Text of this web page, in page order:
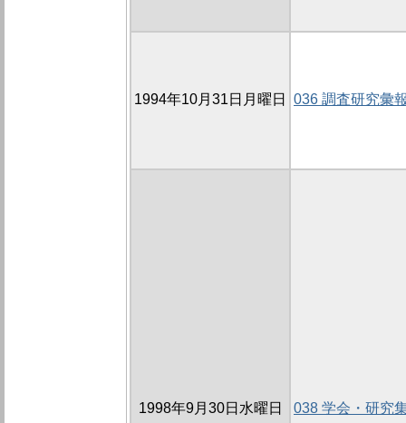
1994年10月31日月曜日 036 調査研究彙
1998年9月30日水曜日 038 学会・研究